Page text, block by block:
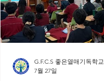
G.F.C.S 좋은열매기독학교
7월 27일